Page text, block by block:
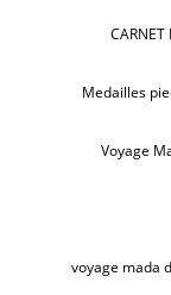
CARNET
Medailles
Voyage
voyage mada